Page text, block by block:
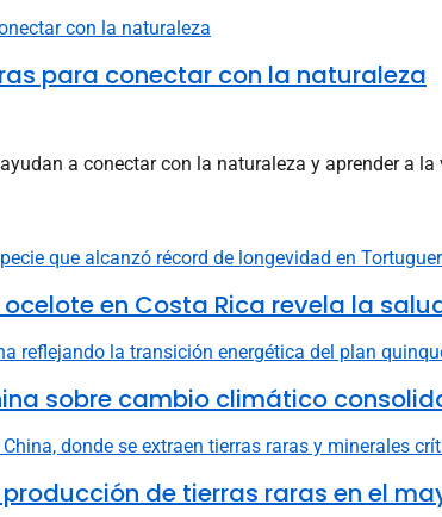
para conectar con la naturaleza
a conectar con la naturaleza y aprender a la
en Costa Rica revela la
sobre cambio climático
de tierras raras en el